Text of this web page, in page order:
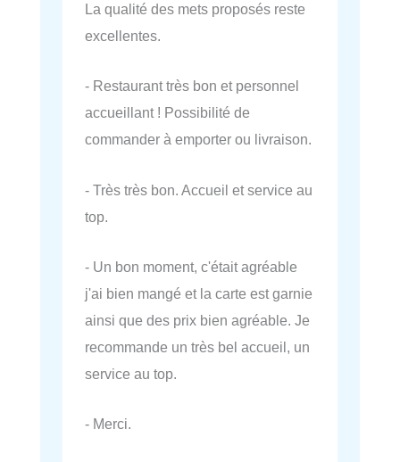
La qualité des mets proposés reste
excellentes.
- Restaurant très bon et personnel
accueillant ! Possibilité de
commander à emporter ou livraison.
- Très très bon. Accueil et service au
top.
- Un bon moment, c'était agréable
j'ai bien mangé et la carte est garnie
ainsi que des prix bien agréable. Je
recommande un très bel accueil, un
service au top.
- Merci.